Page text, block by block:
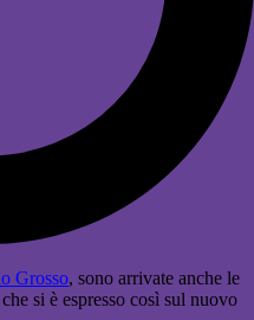
Grosso, sono arrivate anche le
che si è espresso così sul nuovo